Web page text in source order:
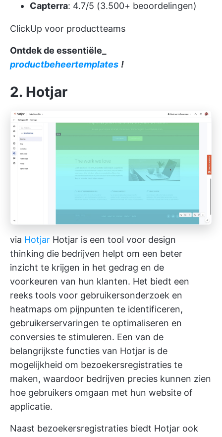
Capterra: 4.7/5 (3.500+ beoordelingen)
ClickUp voor productteams
Ontdek de essentiële_
productbeheertemplates !
2. Hotjar
via Hotjar Hotjar is een tool voor design
thinking die bedrijven helpt om een beter
inzicht te krijgen in het gedrag en de
voorkeuren van hun klanten. Het biedt een
reeks tools voor gebruikersonderzoek en
heatmaps om pijnpunten te identificeren,
gebruikerservaringen te optimaliseren en
conversies te stimuleren. Een van de
belangrijkste functies van Hotjar is de
mogelijkheid om bezoekersregistraties te
maken, waardoor bedrijven precies kunnen zien
hoe gebruikers omgaan met hun website of
applicatie.
Naast bezoekersregistraties biedt Hotjar ook